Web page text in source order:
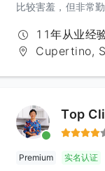
比较害羞，但非常
11年从业经
Cupertino,
Top
Premium 实名认证